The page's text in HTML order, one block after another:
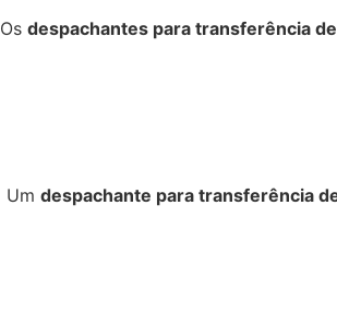
Os despachantes para transferência
Um despachante para transferência